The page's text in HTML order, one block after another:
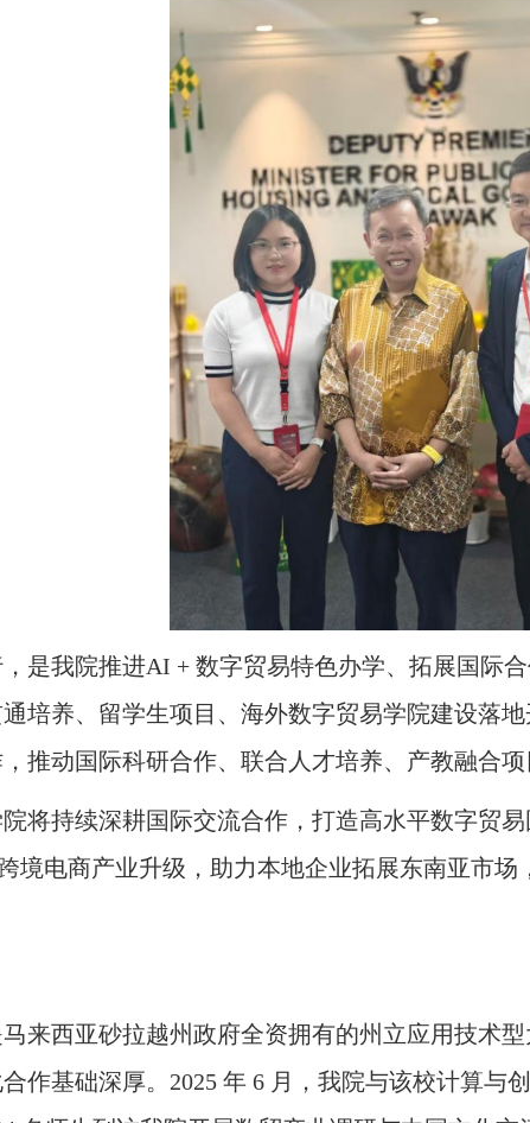
是我院推进AI + 数字贸易特色办学、拓展国际
培养、留学生项目、海外数字贸易学院建设落
推动国际科研合作、联合人才培养、产教融合项
将持续深耕国际交流合作，打造高水平数字贸
境电商产业升级，助力本地企业拓展东南亚市
来西亚砂拉越州政府全资拥有的州立应用技术
作基础深厚。2025 年 6 月，我院与该校计算与